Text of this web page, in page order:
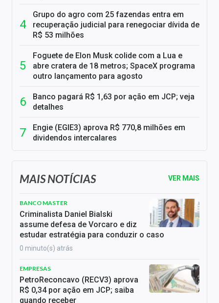
Grupo do agro com 25 fazendas entra em
recuperação judicial para renegociar dívida de
R$ 53 milhões
Foguete de Elon Musk colide com a Lua e
abre cratera de 18 metros; SpaceX programa
outro lançamento para agosto
Banco pagará R$ 1,63 por ação em JCP; veja
detalhes
Engie (EGIE3) aprova R$ 770,8 milhões em
dividendos intercalares
MAIS NOTÍCIAS VER MAIS
BANCO MASTER
Criminalista Daniel Bialski
assume defesa de Vorcaro e diz
estudar estratégia para conduzir o caso
0 minuto(s) atrás
EMPRESAS
PetroReconcavo (RECV3) aprova
R$ 0,34 por ação em JCP; saiba
quando receber